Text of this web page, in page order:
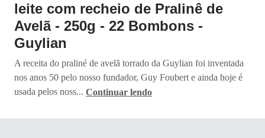
leite com recheio de Pralinê de
Avelã - 250g - 22 Bombons -
Guylian
A receita do praliné de avelã torrado da Guylian foi inventada
nos anos 50 pelo nosso fundador, Guy Foubert e ainda hoje é
usada pelos noss... Continuar lendo